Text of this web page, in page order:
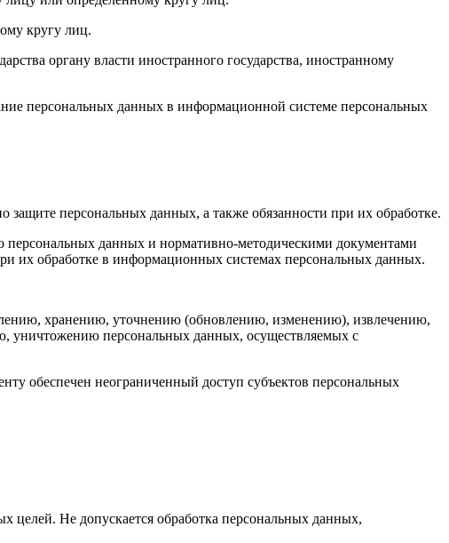
кругу лиц.
органу власти иностранного государства, иностранному
персональных данных в информационной системе персональных
персональных данных, а также обязанности при их обработке.
персональных данных и нормативно-методическими документами
их обработке в информационных системах персональных данных.
хранению, уточнению (обновлению, изменению), извлечению,
уничтожению персональных данных, осуществляемых с
обеспечен неограниченный доступ субъектов персональных
целей. Не допускается обработка персональных данных,